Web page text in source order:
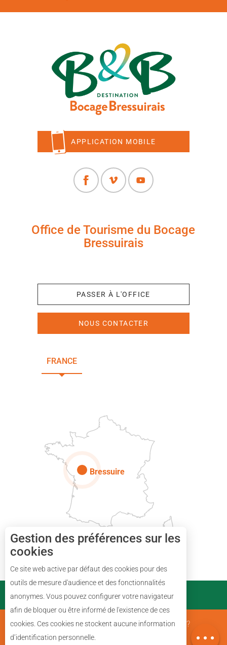
Description
Carte
APPLICATION MOBILE
Office de Tourisme du Bocage
Bressuirais
PASSER À L'OFFICE
NOUS CONTACTER
FRANCE
Bressuire
PARTENAIRES
Mentions Légales Qui sommes nous ?
Gestion des préférences sur les
cookies
Ce site web active par défaut des cookies pour des
outils de mesure d'audience et des fonctionnalités
anonymes. Vous pouvez configurer votre navigateur
afin de bloquer ou être informé de l'existence de ces
cookies. Ces cookies ne stockent aucune information
d’identification personnelle.